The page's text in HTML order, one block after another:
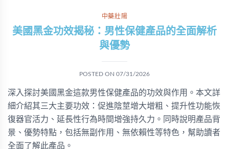
中藥壯陽
美國黑金功效揭秘：男性保健產品的全面解析
與優勢
POSTED ON 07/31/2026
深入探討美國黑金這款男性保健產品的功效與作用。本文詳
細介紹其三大主要功效：促進陰莖增大增粗、提升性功能恢
復器官活力、延長性行為時間增強持久力。同時說明產品背
景、優勢特點，包括無副作用、無依賴性等特色，幫助讀者
全面了解此產品。